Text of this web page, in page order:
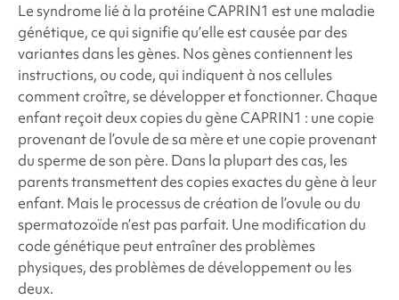
Lesyndrome lié à la protéine CAPRIN1 est une maladie
génétique, ce qui signifie qu’elle est causée par des
variantes dans les gènes. Nos gènes contiennent les
instructions, ou code, qui indiquent à nos cellules
comment croître, se développer et fonctionner. Chaque
enfant reçoit deux copies du gène CAPRIN1 : une copie
provenant de l’ovule de sa mère et une copie provenant
du sperme de son père. Dans la plupart des cas, les
parents transmettent des copies exactes du gène à leur
enfant. Mais le processus de création de l’ovule ou du
spermatozoïde n’est pas parfait. Une modification du
code génétique peut entraîner des problèmes
physiques, des problèmes de développement ou les
deux.